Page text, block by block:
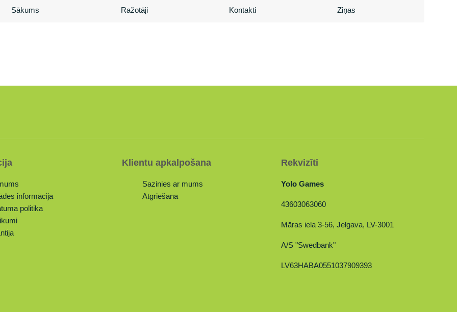
Sākums Ražotāji Kontakti Ziņas
informācija
politika
Klientu apkalpošana
Sazinies ar mums
Atgriešana
Rekvizīti
Yolo Games
43603063060
Māras iela 3-56, Jelgava, LV-3001
A/S "Swedbank"
LV63HABA0551037909393